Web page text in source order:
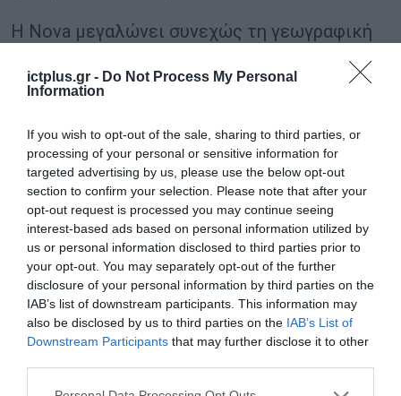
ictplus.gr - Do Not Process My Personal
Information
If you wish to opt-out of the sale, sharing to third parties, or
processing of your personal or sensitive information for
targeted advertising by us, please use the below opt-out
section to confirm your selection. Please note that after your
opt-out request is processed you may continue seeing
interest-based ads based on personal information utilized by
us or personal information disclosed to third parties prior to
your opt-out. You may separately opt-out of the further
disclosure of your personal information by third parties on the
IAB’s list of downstream participants. This information may
also be disclosed by us to third parties on the IAB’s List of
Downstream Participants that may further disclose it to other
Please note that this website/app uses one or more Google
Η Nova μεγαλώνει συνεχώς τη γεωγραφική
και πληθυσμιακή κάλυψη των δικτύων της
4G+ και 5G, ώστε να ανταποκρίνεται στις
πελατών της. Με τη συνεχή επέκτασή του σε
όλο και περισσότερες πόλεις, το Nova 5G σε
συγκεκριμένες περιοχές, προσφέρει
μέγιστες ταχύτητες που ήδη ξεπερνούν το
1Gbps. Ταχύτητες 1Gbps ήδη απολαμβάνουν
οι κάτοικοι των μεγάλων αστικών κέντρων
της ηπειρωτικής Ελλάδας καθώς και
νησιωτικών περιοχών του Αιγαίου όπως σε
Κρήτη, Πάρο, Νάξο, Μύκονο, Ρόδο και Κω, με